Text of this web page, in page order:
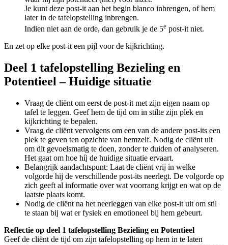
Je kunt deze post-it aan het begin blanco inbrengen, of hem
later in de tafelopstelling inbrengen.
Indien niet aan de orde, dan gebruik je de 5e post-it niet.
En zet op elke post-it een pijl voor de kijkrichting.
Deel 1 tafelopstelling Bezieling en
Potentieel – Huidige situatie
Vraag de cliënt om eerst de post-it met zijn eigen naam op
tafel te leggen. Geef hem de tijd om in stilte zijn plek en
kijkrichting te bepalen.
Vraag de cliënt vervolgens om een van de andere post-its een
plek te geven ten opzichte van hemzelf. Nodig de cliënt uit
om dit gevoelsmatig te doen, zonder te duiden of analyseren.
Het gaat om hoe híj de huidige situatie ervaart.
Belangrijk aandachtspunt: Laat de cliënt vrij in welke
volgorde hij de verschillende post-its neerlegt. De volgorde op
zich geeft al informatie over wat voorrang krijgt en wat op de
laatste plaats komt.
Nodig de cliënt na het neerleggen van elke post-it uit om stil
te staan bij wat er fysiek en emotioneel bij hem gebeurt.
Reflectie op deel 1 tafelopstelling Bezieling en Potentieel
Geef de cliënt de tijd om zijn tafelopstelling op hem in te laten